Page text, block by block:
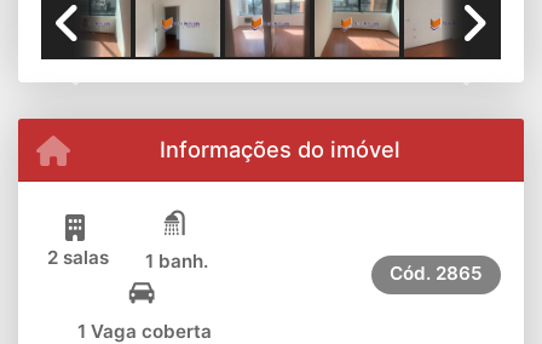
Informações do imóvel
2 salas 1 banh.
1 Vaga coberta
Cód. 2865